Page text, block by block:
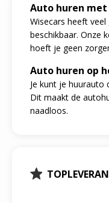
Auto huren
Wisecars heeft
beschikbaar. Onze
hoeft je geen
Auto huren op
Je kunt je huurauto
Dit maakt de
naadloos.